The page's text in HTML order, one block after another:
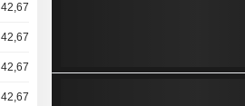
42,67
42,67
42,67
42,67